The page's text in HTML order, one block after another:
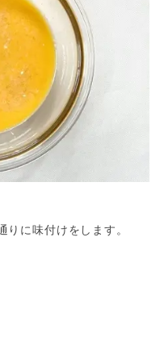
に味付けをします。